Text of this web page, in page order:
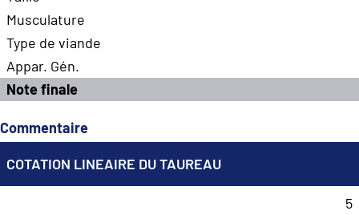
Musculature
Type de viande
Appar. Gén.
Note finale
Commentaire
COTATION LINEAIRE DU TAUREAU
5